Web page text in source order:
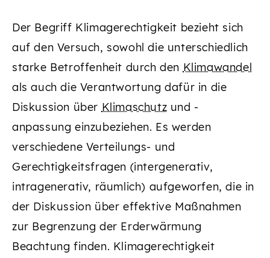
Der Begriff Klimagerechtigkeit bezieht sich
auf den Versuch, sowohl die unterschiedlich
starke Betroffenheit durch den Klimawandel
als auch die Verantwortung dafür in die
Diskussion über Klimaschutz und -
anpassung einzubeziehen. Es werden
verschiedene Verteilungs- und
Gerechtigkeitsfragen (intergenerativ,
intragenerativ, räumlich) aufgeworfen, die in
der Diskussion über effektive Maßnahmen
zur Begrenzung der Erderwärmung
Beachtung finden. Klimagerechtigkeit